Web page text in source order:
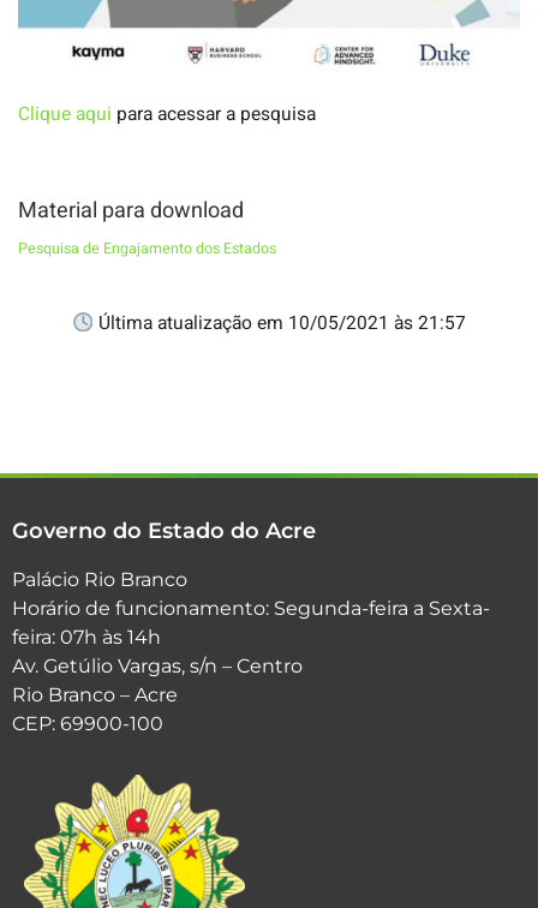
Clique aqui para acessar a pesquisa
Material para download
Pesquisa de Engajamento dos Estados
Última atualização em 10/05/2021 às 21:57
Governo do Estado do Acre
Palácio Rio Branco
Horário de funcionamento: Segunda-feira a Sexta-
feira: 07h às 14h
Av. Getúlio Vargas, s/n – Centro
Rio Branco – Acre
CEP: 69900-100